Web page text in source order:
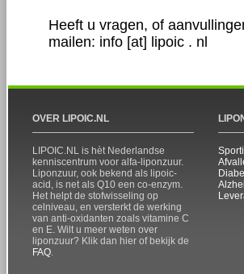
Heeft u vragen, of
mailen: info [at] lipoic . nl
OVER LIPOIC.NL
LIPOIC.NL is hèt Nederlandse
kenniscentrum voor alfa-liponzuur.
Liponzuur, ook bekend als lipoic-
acid, is net als Q10 een co-enzym.
Het helpt de stofwisseling op
celniveau, en versterkt de werking
van anti-oxidanten zoals vitamine C
en E. Wilt u meer weten over
liponzuur? Klik dan hier of bekijk de
FAQ.